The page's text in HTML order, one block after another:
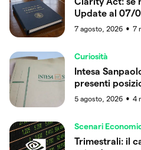
Update al 07/
7 agosto, 2026 ● 7
Curiosità
Intesa
presenti
5 agosto, 2026 ● 4
Scenari
Trimestrali: il